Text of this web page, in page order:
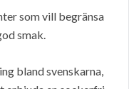
som vill begränsa
smak.
bland svenskarna,